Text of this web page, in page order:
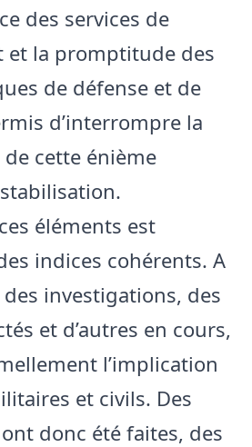
des services de
et la promptitude des
de défense et de
d’interrompre la
cette énième
éléments est
indices cohérents. A
des investigations, des
et d’autres en cours,
l’implication
et civils. Des
donc été faites, des